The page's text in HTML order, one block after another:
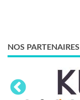
NOS PARTENAIRES